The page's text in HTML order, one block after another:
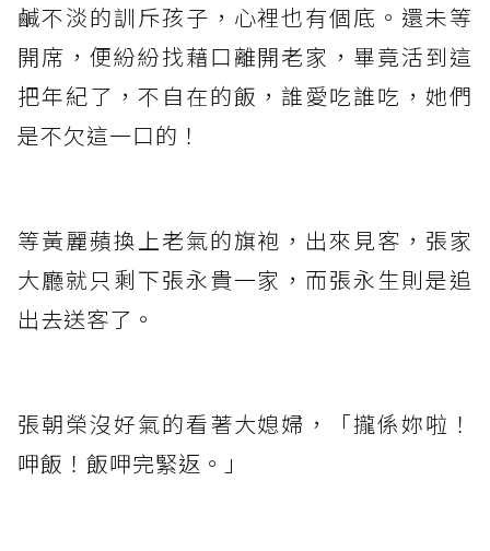
鹹不淡的訓斥孩子，心裡也有個底。還未等
開席，便紛紛找藉口離開老家，畢竟活到這
把年紀了，不自在的飯，誰愛吃誰吃，她們
是不欠這一口的！
等黃麗蘋換上老氣的旗袍，出來見客，張家
大廳就只剩下張永貴一家，而張永生則是追
出去送客了。
張朝榮沒好氣的看著大媳婦，「攏係妳啦！
呷飯！飯呷完緊返。」